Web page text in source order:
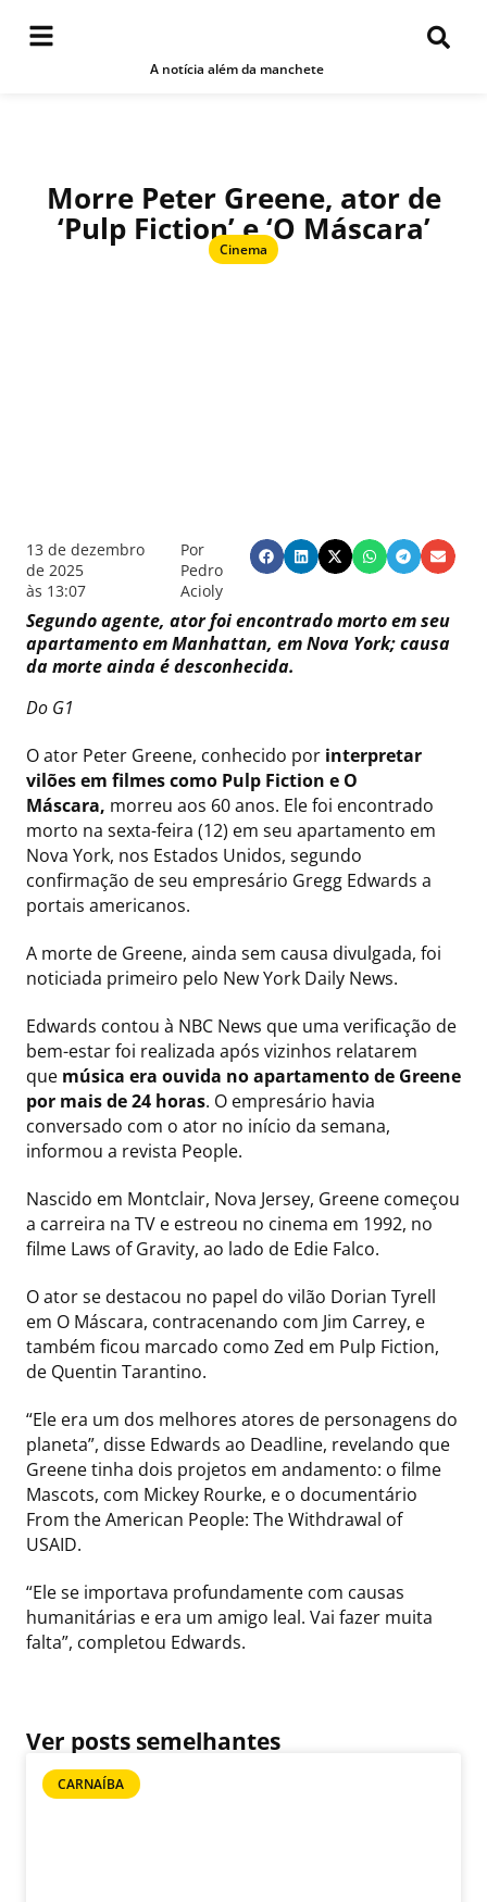
A notícia além da manchete
Morre Peter Greene, ator de
‘Pulp Fiction’ e ‘O Máscara’
Cinema
13 de dezembro
de 2025
às 13:07
Por
Pedro
Acioly
Segundo agente, ator foi encontrado morto em seu
apartamento em Manhattan, em Nova York; causa
da morte ainda é desconhecida.
Do G1
O ator Peter Greene, conhecido por interpretar
vilões em filmes como Pulp Fiction e O
Máscara, morreu aos 60 anos. Ele foi encontrado
morto na sexta-feira (12) em seu apartamento em
Nova York, nos Estados Unidos, segundo
confirmação de seu empresário Gregg Edwards a
portais americanos.
A morte de Greene, ainda sem causa divulgada, foi
noticiada primeiro pelo New York Daily News.
Edwards contou à NBC News que uma verificação de
bem-estar foi realizada após vizinhos relatarem
que música era ouvida no apartamento de Greene
por mais de 24 horas. O empresário havia
conversado com o ator no início da semana,
informou a revista People.
Nascido em Montclair, Nova Jersey, Greene começou
a carreira na TV e estreou no cinema em 1992, no
filme Laws of Gravity, ao lado de Edie Falco.
O ator se destacou no papel do vilão Dorian Tyrell
em O Máscara, contracenando com Jim Carrey, e
também ficou marcado como Zed em Pulp Fiction,
de Quentin Tarantino.
“Ele era um dos melhores atores de personagens do
planeta”, disse Edwards ao Deadline, revelando que
Greene tinha dois projetos em andamento: o filme
Mascots, com Mickey Rourke, e o documentário
From the American People: The Withdrawal of
USAID.
“Ele se importava profundamente com causas
humanitárias e era um amigo leal. Vai fazer muita
falta”, completou Edwards.
Ver posts semelhantes
CARNAÍBA